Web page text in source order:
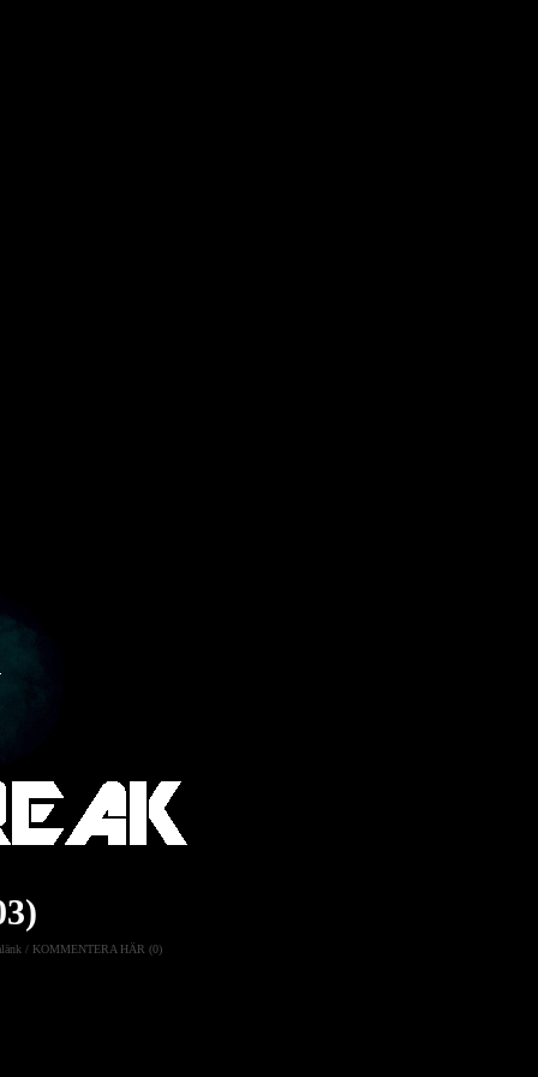
/ KOMMENTERA HÄR (0)